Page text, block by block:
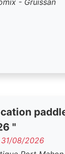
"
08/2026